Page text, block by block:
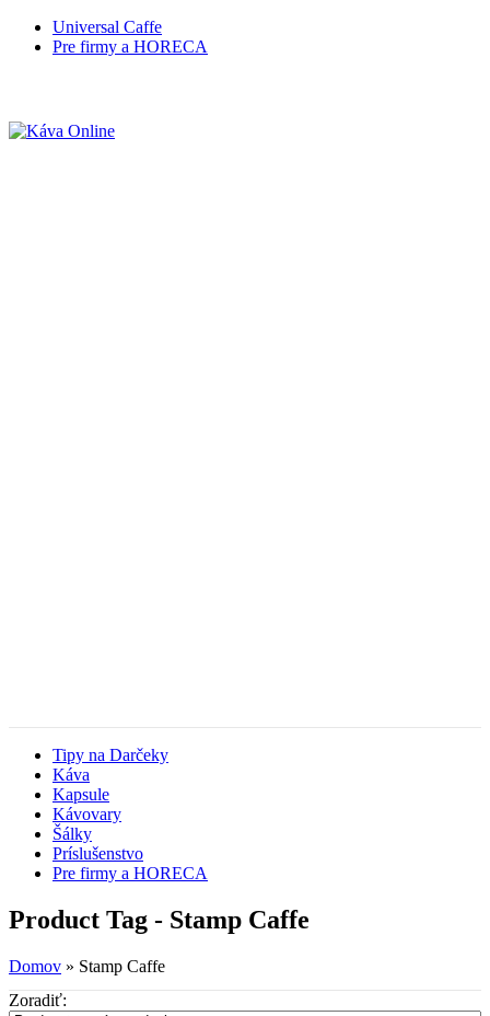
Universal Caffe
Pre firmy a HORECA
Tipy na Darčeky
Káva
Kapsule
Kávovary
Šálky
Príslušenstvo
Pre firmy a HORECA
Product Tag - Stamp Caffe
Domov » Stamp Caffe
Zoradiť: